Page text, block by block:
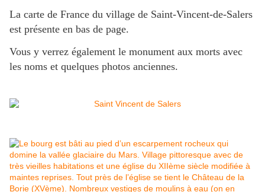
La carte de France du village de Saint-Vincent-de-Salers
est présente en bas de page.
Vous y verrez également le monument aux morts avec
les noms et quelques photos anciennes.